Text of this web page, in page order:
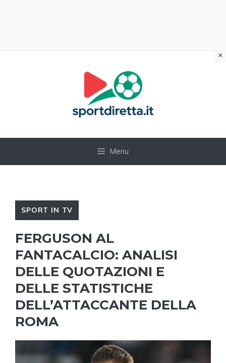
Menu
SPORT IN TV
FERGUSON AL
FANTACALCIO: ANALISI
DELLE QUOTAZIONI E
DELLE STATISTICHE
DELL’ATTACCANTE DELLA
ROMA
×